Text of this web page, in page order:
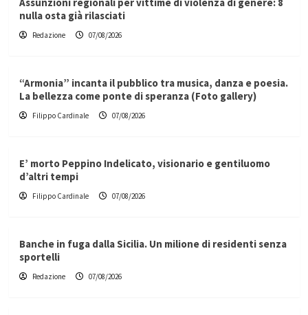
nulla osta già rilasciati
Redazione 07/08/2026
“Armonia” incanta il pubblico tra musica, danza e poesia.
La bellezza come ponte di speranza (Foto gallery)
Filippo Cardinale 07/08/2026
E’ morto Peppino Indelicato, visionario e gentiluomo
d’altri tempi
Filippo Cardinale 07/08/2026
Banche in fuga dalla Sicilia. Un milione di residenti senza
sportelli
Redazione 07/08/2026